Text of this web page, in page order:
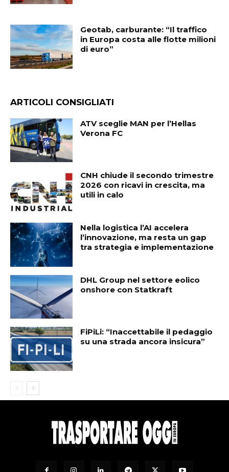
Geotab, carburante: “Il traffico
in Europa costa alle flotte milioni
di euro”
ARTICOLI CONSIGLIATI
ATV sceglie MAN per l’Hellas
Verona FC
CNH chiude il secondo trimestre
2026 con ricavi in crescita, ma
utili in calo
Nella logistica l’AI accelera
l’innovazione, ma resta un gap
tra strategia e implementazione
DHL Group nel settore eolico
onshore con Statkraft
FiPiLi: “Inaccettabile il pedaggio
su una strada ancora insicura”